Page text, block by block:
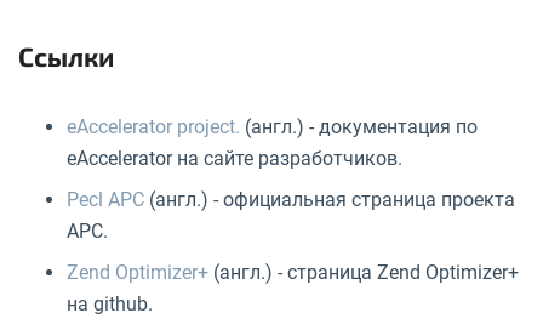
Ссылки
eAccelerator project. (англ.) - документация по
eAccelerator на сайте разработчиков.
Pecl APC (англ.) - официальная страница проекта
APC.
Zend Optimizer+ (англ.) - страница Zend Optimizer+
на github.